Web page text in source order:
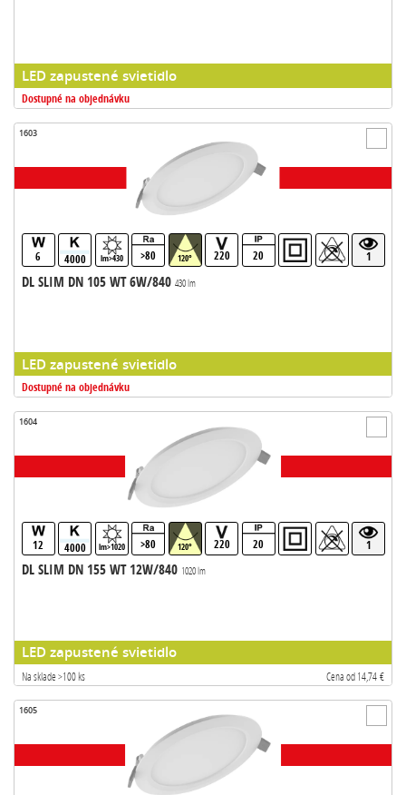
LED zapustené svietidlo
Dostupné na objednávku
1603
6 4000 lm>430 >80 120° 220 20 1
DL SLIM DN 105 WT 6W/840 430 lm
LED zapustené svietidlo
Dostupné na objednávku
1604
12 4000 lm>1020 >80 120° 220 20 1
DL SLIM DN 155 WT 12W/840 1020 lm
LED zapustené svietidlo
Na sklade >100 ks Cena od 14,74 €
1605